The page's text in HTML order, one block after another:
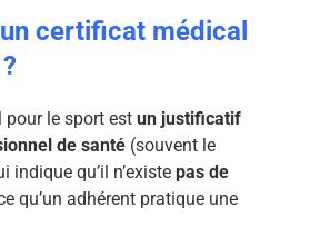
certificat médical
pour le sport est un justificatif
de santé(souvent le
indique qu’il n’existe pas de
qu’un adhérent pratique une